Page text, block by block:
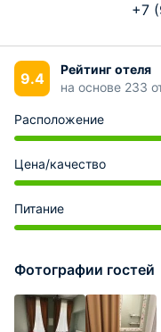
+7
9.4
Рейтинг отеля
на основе 233
Расположение
Цена/качество
Питание
Фотографии гостей